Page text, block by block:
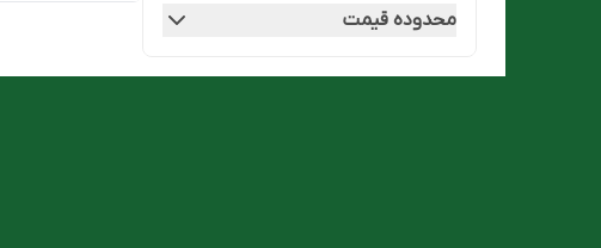
محدوده قیمت